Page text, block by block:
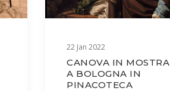
22 Jan 2022
CANOVA IN MOSTRA
A BOLOGNA IN
PINACOTECA